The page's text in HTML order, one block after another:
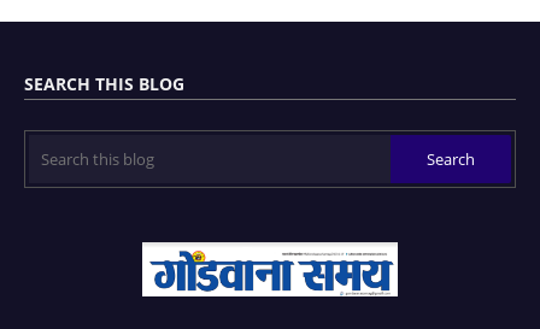
SEARCH THIS BLOG